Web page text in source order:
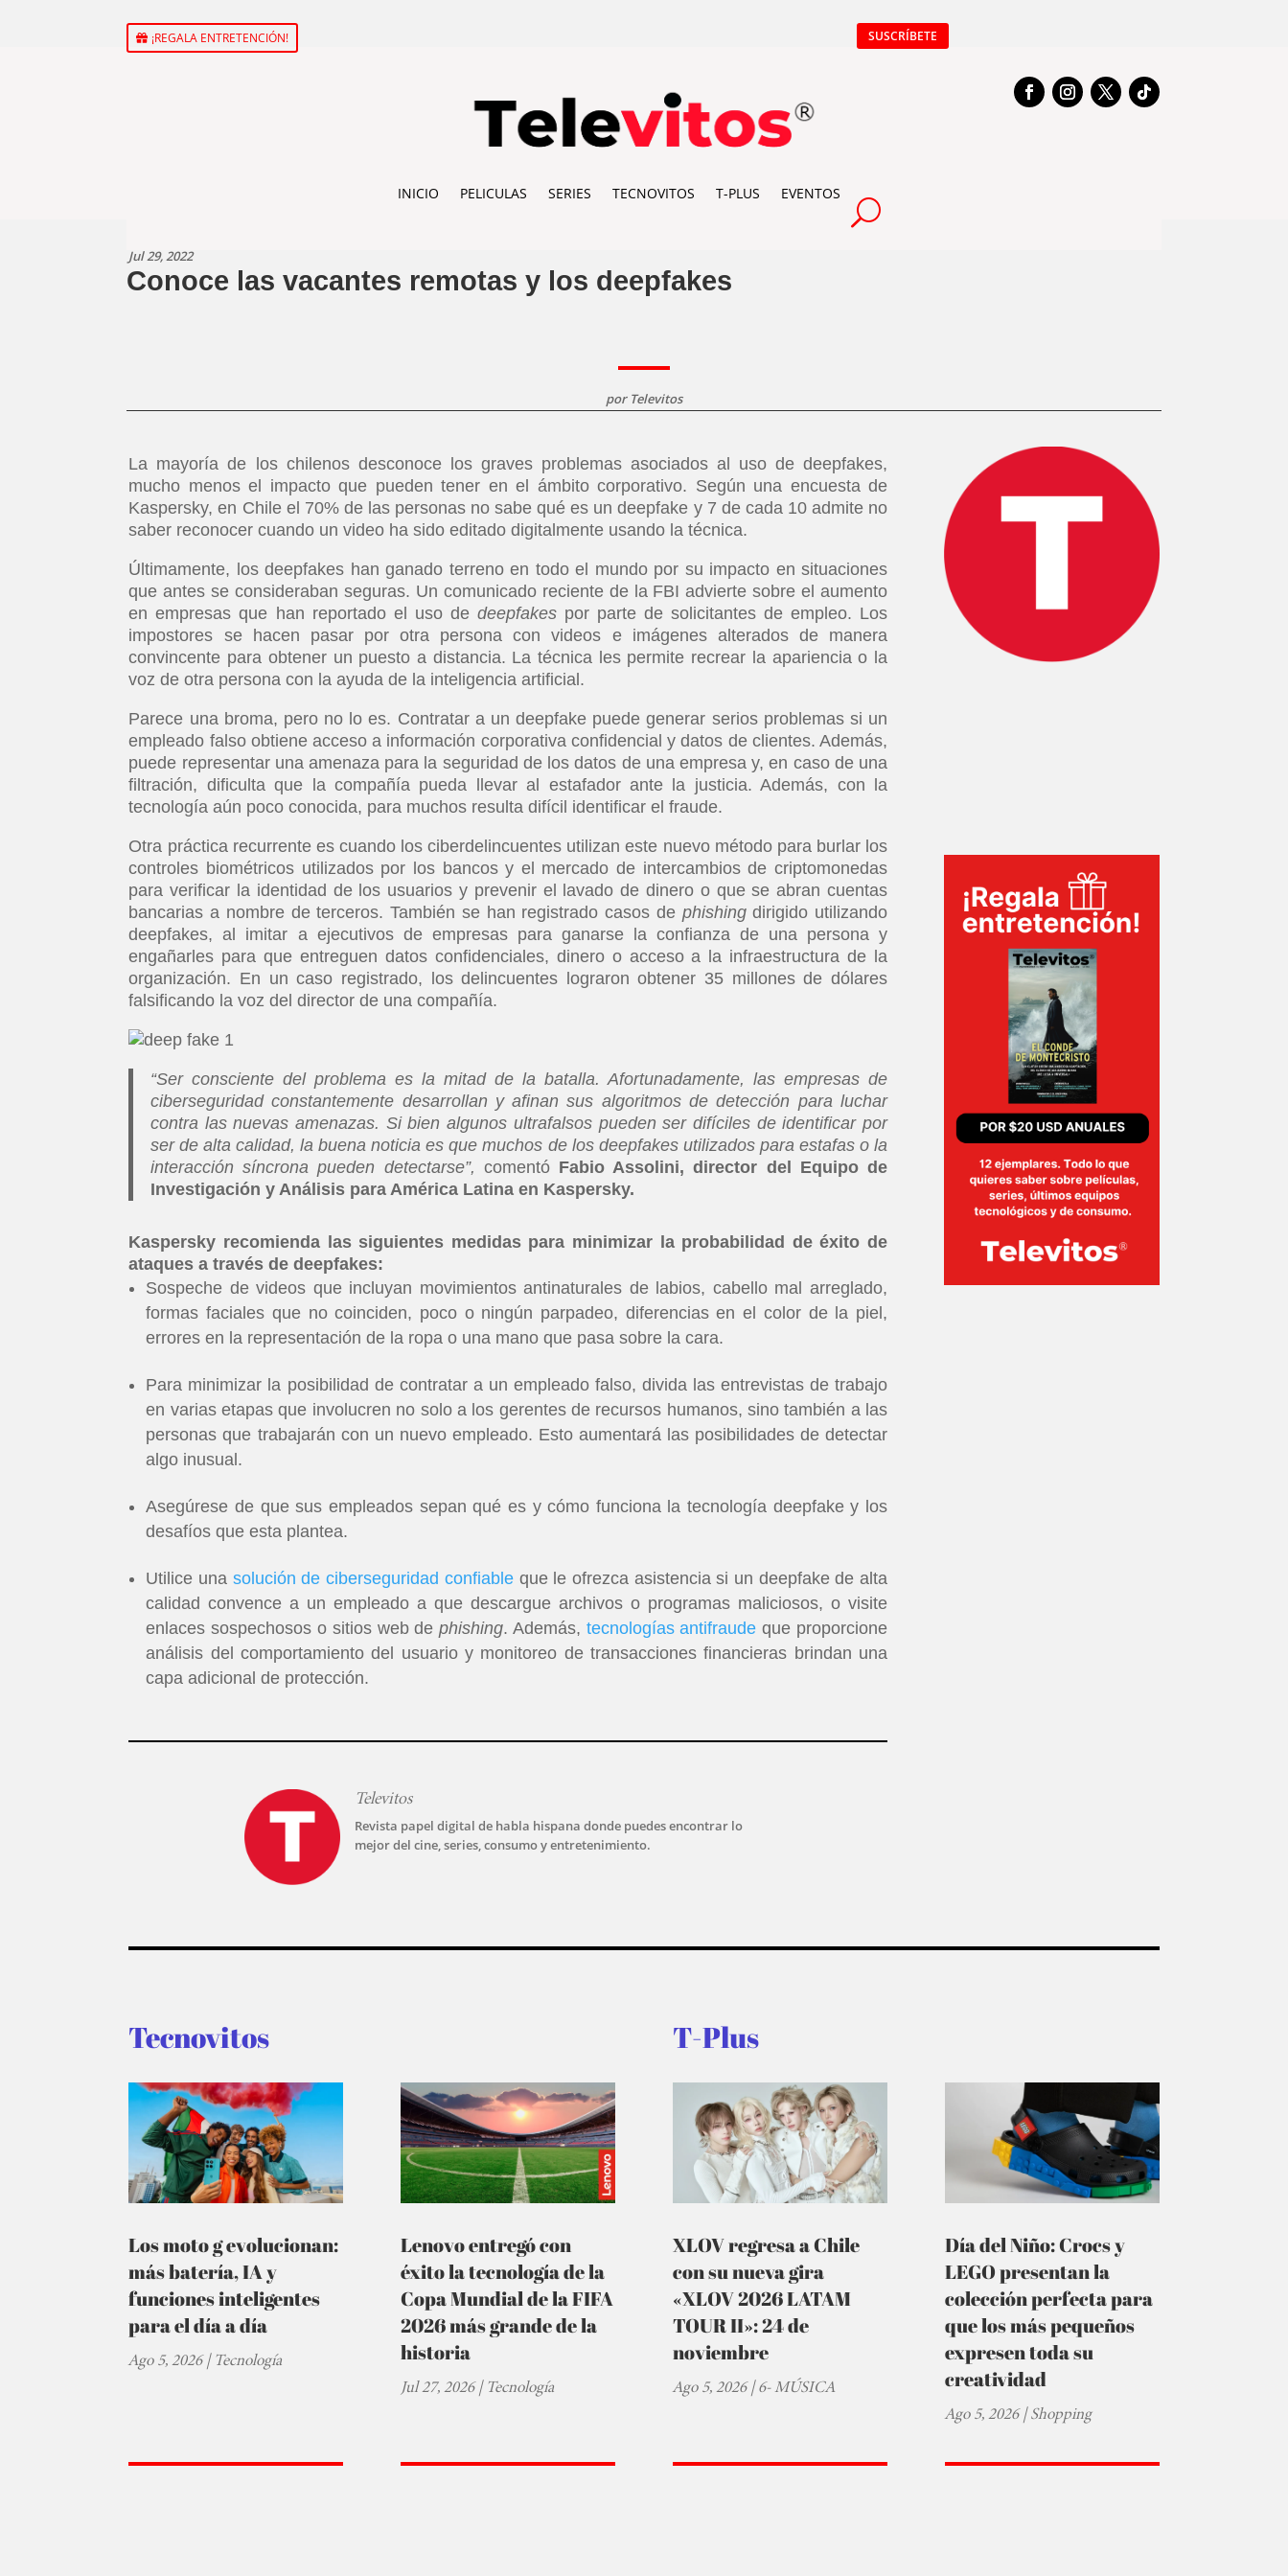
¡REGALA ENTRETENCIÓN! SUSCRÍBETE
INICIO PELICULAS SERIES TECNOVITOS T-PLUS EVENTOS
Jul 29, 2022
Conoce las vacantes remotas y los deepfakes
por Televitos
La mayoría de los chilenos desconoce los graves problemas asociados al uso de deepfakes,
mucho menos el impacto que pueden tener en el ámbito corporativo. Según una encuesta de
Kaspersky, en Chile el 70% de las personas no sabe qué es un deepfake y 7 de cada 10 admite no
saber reconocer cuando un video ha sido editado digitalmente usando la técnica.
Últimamente, los deepfakes han ganado terreno en todo el mundo por su impacto en situaciones
que antes se consideraban seguras. Un comunicado reciente de la FBI advierte sobre el aumento
en empresas que han reportado el uso de deepfakespor parte de solicitantes de empleo. Los
impostores se hacen pasar por otra persona con videos e imágenes alterados de manera
convincente para obtener un puesto a distancia. La técnica les permite recrear la apariencia o la
voz de otra persona con la ayuda de la inteligencia artificial.
Parece una broma, pero no lo es. Contratar a un deepfake puede generar serios problemas si un
empleado falso obtiene acceso a información corporativa confidencial y datos de clientes. Además,
puede representar una amenaza para la seguridad de los datos de una empresa y, en caso de una
filtración, dificulta que la compañía pueda llevar al estafador ante la justicia. Además, con la
tecnología aún poco conocida, para muchos resulta difícil identificar el fraude.
Otra práctica recurrente es cuando los ciberdelincuentes utilizan este nuevo método para burlar los
controles biométricos utilizados por los bancos y el mercado de intercambios de criptomonedas
para verificar la identidad de los usuarios y prevenir el lavado de dinero o que se abran cuentas
bancarias a nombre de terceros. También se han registrado casos de phishingdirigido utilizando
deepfakes, al imitar a ejecutivos de empresas para ganarse la confianza de una persona y
engañarles para que entreguen datos confidenciales, dinero o acceso a la infraestructura de la
organización. En un caso registrado, los delincuentes lograron obtener 35 millones de dólares
falsificando la voz del director de una compañía.
“Ser consciente del problema es la mitad de la batalla. Afortunadamente, las empresas de
ciberseguridad constantemente desarrollan y afinan sus algoritmos de detección para luchar
contra las nuevas amenazas. Si bien algunos ultrafalsos pueden ser difíciles de identificar por
ser de alta calidad, la buena noticia es que muchos de los deepfakes utilizados para estafas o la
interacción síncrona pueden detectarse”, comentó Fabio Assolini, director del Equipo de
Investigación y Análisis para América Latina en Kaspersky.
Kaspersky recomienda las siguientes medidas para minimizar la probabilidad de éxito de
ataques a través de deepfakes:
Sospeche de videos que incluyan movimientos antinaturales de labios, cabello mal arreglado,
formas faciales que no coinciden, poco o ningún parpadeo, diferencias en el color de la piel,
errores en la representación de la ropa o una mano que pasa sobre la cara.
Para minimizar la posibilidad de contratar a un empleado falso, divida las entrevistas de trabajo
en varias etapas que involucren no solo a los gerentes de recursos humanos, sino también a las
personas que trabajarán con un nuevo empleado. Esto aumentará las posibilidades de detectar
algo inusual.
Asegúrese de que sus empleados sepan qué es y cómo funciona la tecnología deepfake y los
desafíos que esta plantea.
Utilice una solución de ciberseguridad confiableque le ofrezca asistencia si un deepfake de alta
calidad convence a un empleado a que descargue archivos o programas maliciosos, o visite
enlaces sospechosos o sitios web dephishing. Además, tecnologías antifraude que proporcione
análisis del comportamiento del usuario y monitoreo de transacciones financieras brindan una
capa adicional de protección.
Televitos
Revista papel digital de habla hispana donde puedes encontrar lo
mejor del cine, series, consumo y entretenimiento.
Tecnovitos
Los moto g evolucionan:
más batería, IA y
funciones inteligentes
para el día a día
Ago 5, 2026|Tecnología
Lenovo entregó con
éxito la tecnología de la
Copa Mundial de la FIFA
2026 más grande de la
historia
Jul 27, 2026|Tecnología
T-Plus
XLOV regresa a Chile
con su nueva gira
«XLOV 2026 LATAM
TOUR II»: 24 de
noviembre
Ago 5, 2026|6- MÚSICA
Día del Niño: Crocs y
LEGO presentan la
colección perfecta para
que los más pequeños
expresen toda su
creatividad
Ago 5, 2026|Shopping